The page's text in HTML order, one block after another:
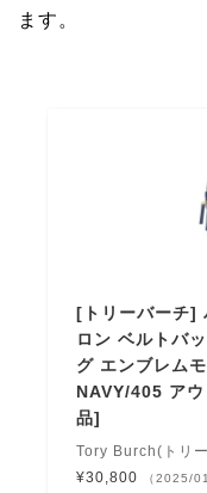
ます。
[トリーバーチ]
ロン ベルトバ
グ エンブレム
NAVY/405 ア
品]
Tory Burch(トリ
¥30,800
（2025/